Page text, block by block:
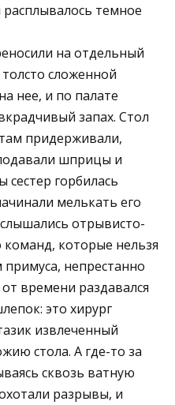
темное
на отдельный
сложенной
нее, и по палате
запах. Стол
придерживали,
шприцы и
горбилась
мелькать его
отрывисто-
команд, которые нельзя
непрестанно
времени раздавался
это хирург
извлеченный
стола. А где-то за
сквозь ватную
разрывы, и